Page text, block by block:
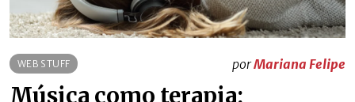
WEB STUFF porMariana Felipe
Música como terapia: